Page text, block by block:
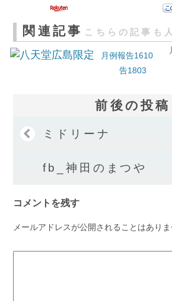
関連記事 こちらの記事も
月例報告1610
告1803
前後の投稿
ミドリーナ
fb_神田のまつや
コメントを残す
メールアドレスが公開されることはありま